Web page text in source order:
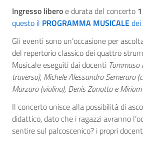
Ingresso liberoe durata del concerto
questo il PROGRAMMA MUSICALE
Gli eventi sono un’occasione per
del repertorio classico dei quattro
Musicale eseguiti dai docenti
traverso), Michele Alessandro Semeraro
Marzaro (violino), Denis Zanotto e
Il concerto unisce alla possibilità di
didattico, dato che i ragazzi avranno
sentire sul palcoscenico? i propri